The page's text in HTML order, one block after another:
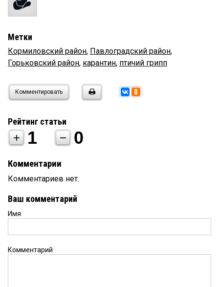
Метки
Кормиловский район, Павлоградский район,
Горьковский район, карантин, птичий грипп
Комментировать
Рейтинг статьи
1 0
Комментарии
Комментариев нет.
Ваш комментарий
Имя
Комментарий